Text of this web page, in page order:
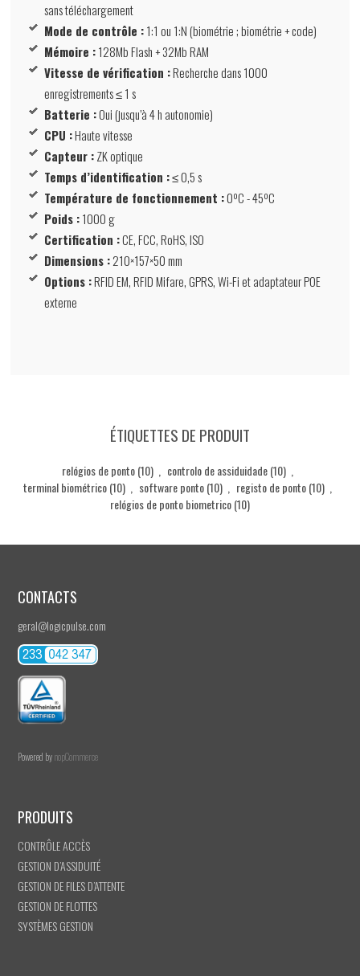
sans téléchargement
Mode de contrôle :1:1 ou 1:N (biométrie ; biométrie + code)
Mémoire :128Mb Flash + 32Mb RAM
Vitesse de vérification :Recherche dans 1000
enregistrements ≤ 1 s
Batterie :Oui (jusqu’à 4 h autonomie)
CPU :Haute vitesse
Capteur :ZK optique
Temps d’identification :≤ 0,5 s
Température de fonctionnement :0ºC - 45ºC
Poids :1000 g
Certification :CE, FCC, RoHS, ISO
Dimensions :210×157×50 mm
Options :RFID EM, RFID Mifare, GPRS, Wi-Fi et adaptateur POE
externe
ÉTIQUETTES DE PRODUIT
relógios de ponto(10) controlo de assiduidade(10)
terminal biométrico(10) software ponto(10) registo de ponto(10)
relógios de ponto biometrico(10)
CONTACTS
geral@logicpulse.com
Powered bynopCommerce
PRODUITS
CONTRÔLE ACCÈS
GESTION D’ASSIDUITÉ
GESTION DE FILES D’ATTENTE
GESTION DE FLOTTES
SYSTÈMES GESTION